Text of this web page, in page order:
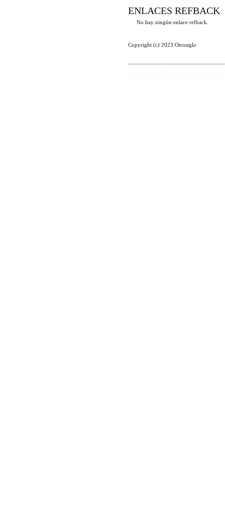
ENLACES REFBACK
No hay ningún enlace refback.
Copyright (c) 2023 Otrosiglo